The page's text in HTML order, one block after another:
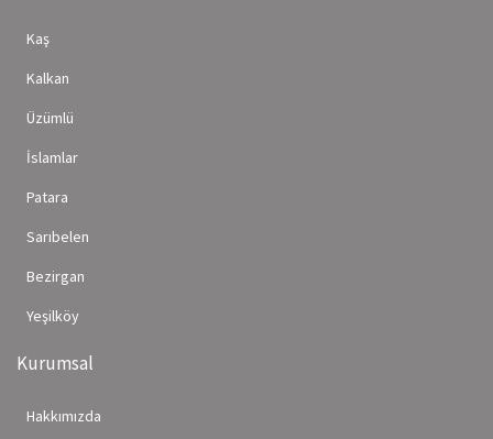
Kaş
Kalkan
Üzümlü
İslamlar
Patara
Sarıbelen
Bezirgan
Yeşilköy
Kurumsal
Hakkımızda